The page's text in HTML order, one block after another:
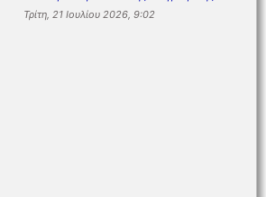
Τρίτη, 21 Ιουλίου 2026, 9:02